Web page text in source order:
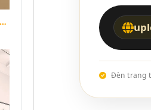
Đèn trang